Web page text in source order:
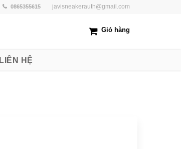
0865355615 javisneakerauth@gmail.com
Giỏ hàng
LIÊN HỆ